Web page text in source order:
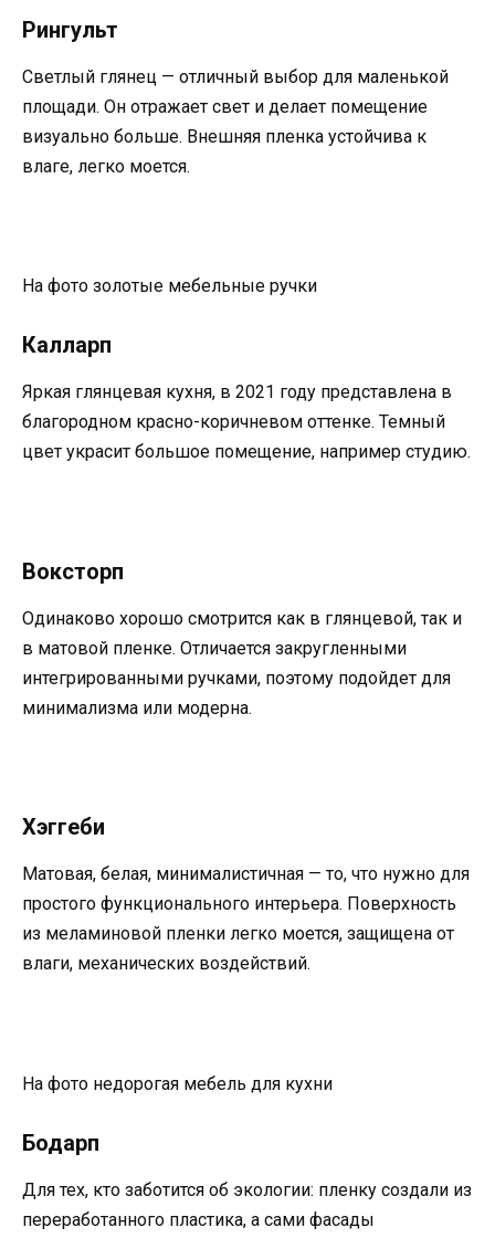
Рингульт
Светлый глянец — отличный выбор для маленькой
площади. Он отражает свет и делает помещение
визуально больше. Внешняя пленка устойчива к
влаге, легко моется.
На фото золотые мебельные ручки
Калларп
Яркая глянцевая кухня, в 2021 году представлена в
благородном красно-коричневом оттенке. Темный
цвет украсит большое помещение, например студию.
Воксторп
Одинаково хорошо смотрится как в глянцевой, так и
в матовой пленке. Отличается закругленными
интегрированными ручками, поэтому подойдет для
минимализма или модерна.
Хэггеби
Матовая, белая, минималистичная — то, что нужно для
простого функционального интерьера. Поверхность
из меламиновой пленки легко моется, защищена от
влаги, механических воздействий.
На фото недорогая мебель для кухни
Бодарп
Для тех, кто заботится об экологии: пленку создали из
переработанного пластика, а сами фасады